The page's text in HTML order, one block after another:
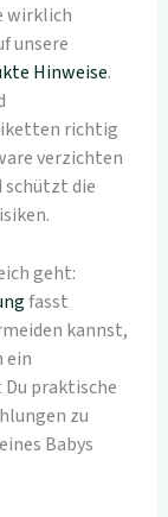
wirklich
unsere
Hinweise.
richtig
verzichten
schützt die
geht:
fasst
kannst,
ein
praktische
zu
Babys